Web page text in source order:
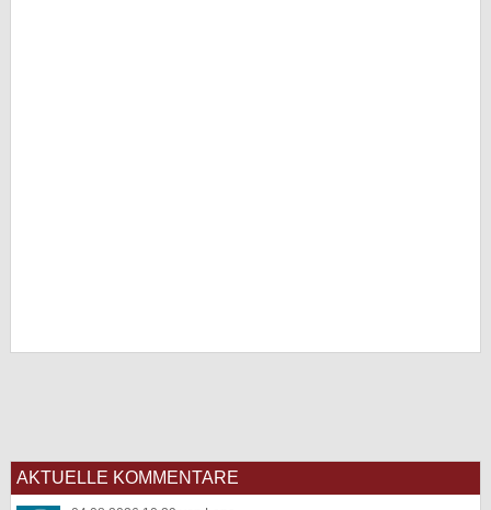
AKTUELLE KOMMENTARE